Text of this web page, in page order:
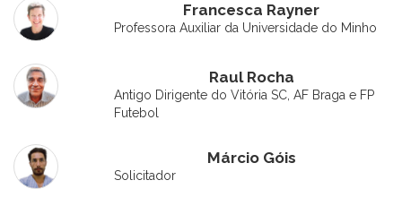
Francesca Rayner
Professora Auxiliar da Universidade do Minho
Raul Rocha
Antigo Dirigente do Vitória SC, AF Braga e FP
Futebol
Márcio Góis
Solicitador